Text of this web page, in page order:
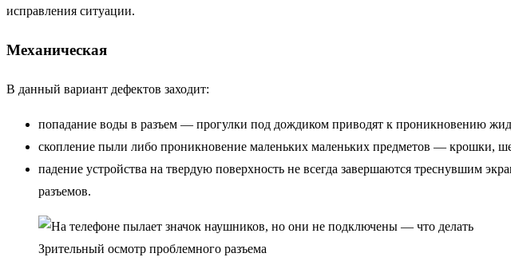
исправления ситуации.
Механическая
В данный вариант дефектов заходит:
попадание воды в разъем — прогулки под дождиком приводят к проникновению
скопление пыли либо проникновение маленьких маленьких предметов — крошки,
падение устройства на твердую поверхность не всегда завершаются треснувшим
разъемов.
Зрительный осмотр проблемного разъема